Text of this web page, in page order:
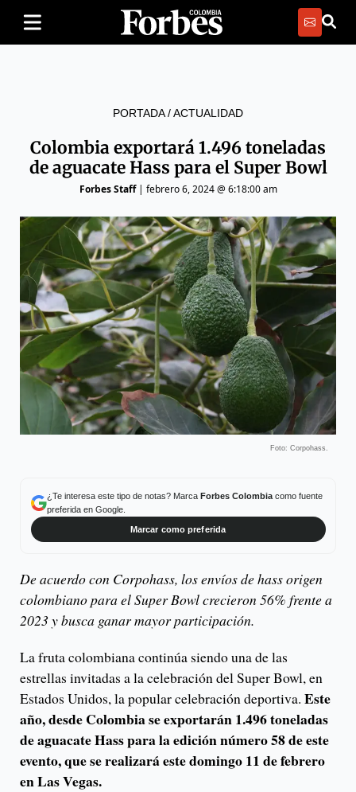
PORTADA/ACTUALIDAD
Colombia exportará 1.496 toneladas
de aguacate Hass para el Super Bowl
Forbes Staff| febrero 6, 2024 @ 6:18:00 am
Foto: Corpohass.
¿Te interesa este tipo de notas? Marca Forbes Colombiacomo fuente
preferida en Google.
Marcar como preferida
De acuerdo con Corpohass, los envíos de hass origen
colombiano para el Super Bowl crecieron 56% frente a
2023 y busca ganar mayor participación.
La fruta colombiana continúa siendo una de las
estrellas invitadas a la celebración del Super Bowl, en
Estados Unidos, la popular celebración deportiva. Este
año, desde Colombia se exportarán 1.496 toneladas
de aguacate Hass para la edición número 58 de este
evento, que se realizará este domingo 11 de febrero
en Las Vegas.